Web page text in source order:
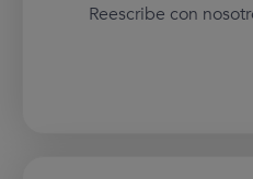
Reescribe con